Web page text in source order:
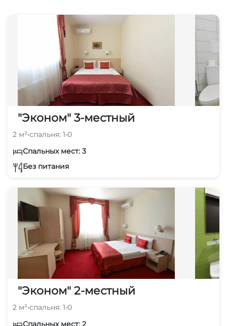
"Эконом" 3-местный
2 м²•спальня: 1•0
Спальных мест: 3
Без питания
"Эконом" 2-местный
2 м²•спальня: 1•0
Спальных мест: 2